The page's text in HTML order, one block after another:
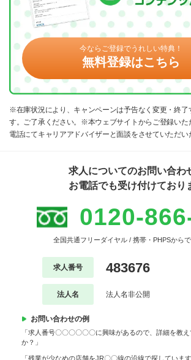
今ならご登録でうれしい特典！
無料登録はこちら
※在庫状況により、キャンペーンは予告なく変更・終了
す。ご了承ください。※本ウェブサイトからご登録いた
電話にてキャリアアドバイザーと面談をさせていただい
求人についてのお問い合わ
お電話でも受け付けており
0120-
全国共通フリーダイヤル / 携帯・PHPSから
求人番号 483676
法人名 法人名非公開
お問い合わせの例
「求人番号〇〇〇〇〇〇に興味があるので、詳細を教
か？」
「残業が少なめの店舗をJR〇〇線の沿線で探していま